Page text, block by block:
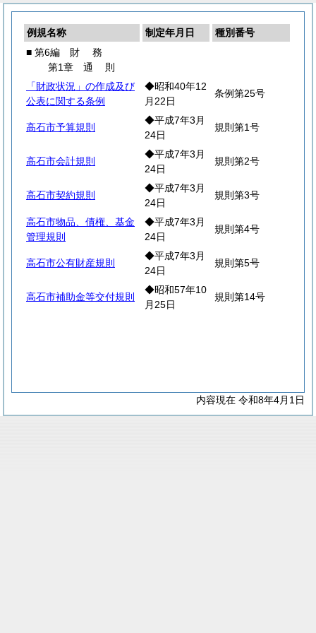
例規名称 制定年月日
種別番号
■ 第6編 財 務
第1章 通 則
「財政状況」の作成及び
公表に関する条例
◆昭和40年12
月22日
条例第25号
高石市予算規則
◆平成7年3月
24日
規則第1号
高石市会計規則
◆平成7年3月
24日
規則第2号
高石市契約規則
◆平成7年3月
24日
規則第3号
高石市物品、債権、基金
管理規則
◆平成7年3月
24日
規則第4号
高石市公有財産規則
◆平成7年3月
24日
規則第5号
高石市補助金等交付規則
◆昭和57年10
月25日
規則第14号
内容現在 令和8年4月1日